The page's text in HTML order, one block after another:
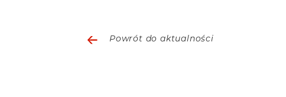
Powrót do aktualności